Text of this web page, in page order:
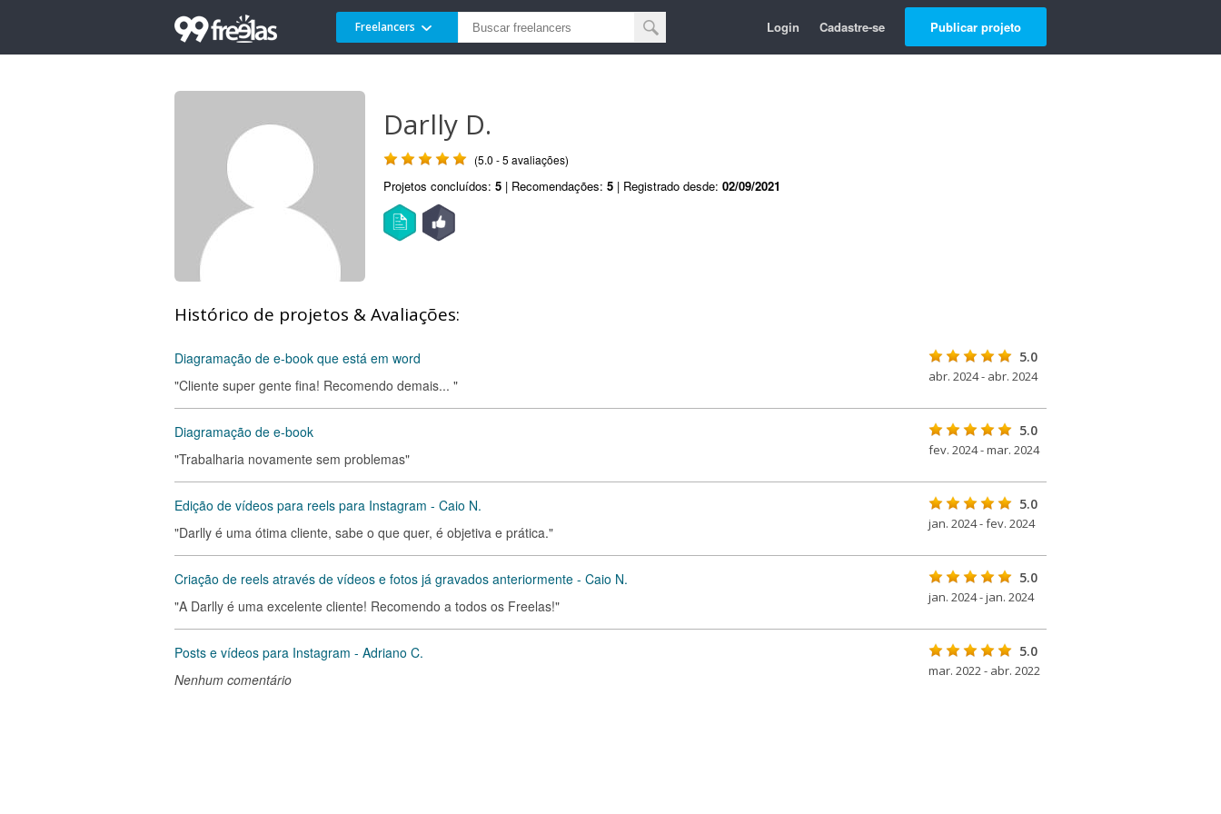
Freelancers Login Cadastre-se Publicar projeto
Darlly D.
(5.0 - 5 avaliações)
Projetos concluídos: 5 | Recomendações: 5 | Registrado desde: 02/09/2021
Histórico de projetos & Avaliações:
Diagramação de e-book que está em word
"Cliente super gente fina! Recomendo demais... "
5.0
abr. 2024 - abr. 2024
Diagramação de e-book
"Trabalharia novamente sem problemas"
5.0
fev. 2024 - mar. 2024
Edição de vídeos para reels para Instagram - Caio N.
"Darlly é uma ótima cliente, sabe o que quer, é objetiva e prática."
5.0
jan. 2024 - fev. 2024
Criação de reels através de vídeos e fotos já gravados anteriormente - Caio N.
"A Darlly é uma excelente cliente! Recomendo a todos os Freelas!"
5.0
jan. 2024 - jan. 2024
Posts e vídeos para Instagram - Adriano C.
Nenhum comentário
5.0
mar. 2022 - abr. 2022